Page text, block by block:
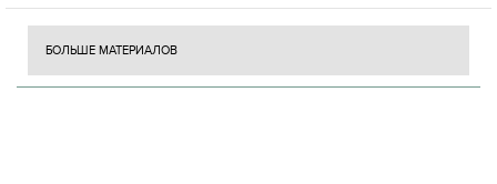
БОЛЬШЕ МАТЕРИАЛОВ